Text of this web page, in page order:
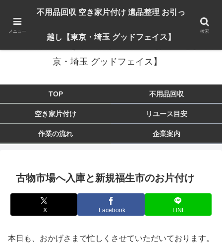
出張対応エリア：埼玉県 入間市 狭山市 飯能市 所沢市 川越市 日高市 鶴ヶ島市
京・埼玉 グッドフェイス】
TOP 不用品回収
空き家片付け リユース目安
作業の流れ 企業案内
古物市場へ入庫と新規福生市のお片付け
X Facebook LINE
本日も、おかげさまで忙しくさせていただいております。
メニュー
不用品回収 空き家片付け 遺品整理 お引っ
越し【東京・埼玉 グッドフェイス】
検索